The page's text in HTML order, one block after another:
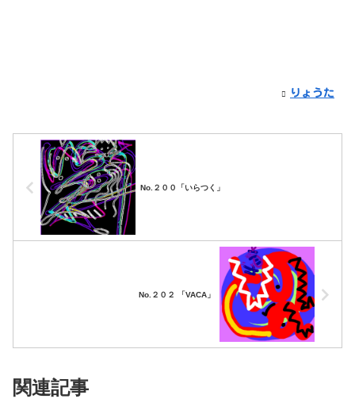
りょうた
No.２００「いらつく」
No.２０２ 「VACA」
関連記事